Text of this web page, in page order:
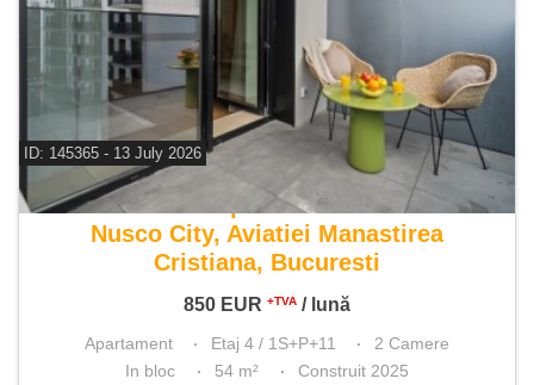
ID: 145365 - 13 July 2026
De inchiriat apartament 2 camere
Nusco City, Aviatiei Manastirea
Cristiana, Bucuresti
850 EUR +TVA / lună
Apartament Etaj 4 / 1S+P+11
2 Camere
In bloc
54 m² Construit 2025